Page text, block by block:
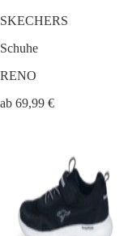
SKECHERS
Schuhe
RENO
ab 69,99 €